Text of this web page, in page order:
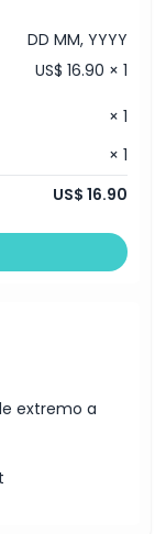
DD MM, YYYY
US$ 16.90 × 1
× 1
× 1
US$ 16.90
extremo a